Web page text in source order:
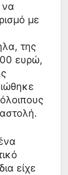
να
με
της
ευρώ,
είχε